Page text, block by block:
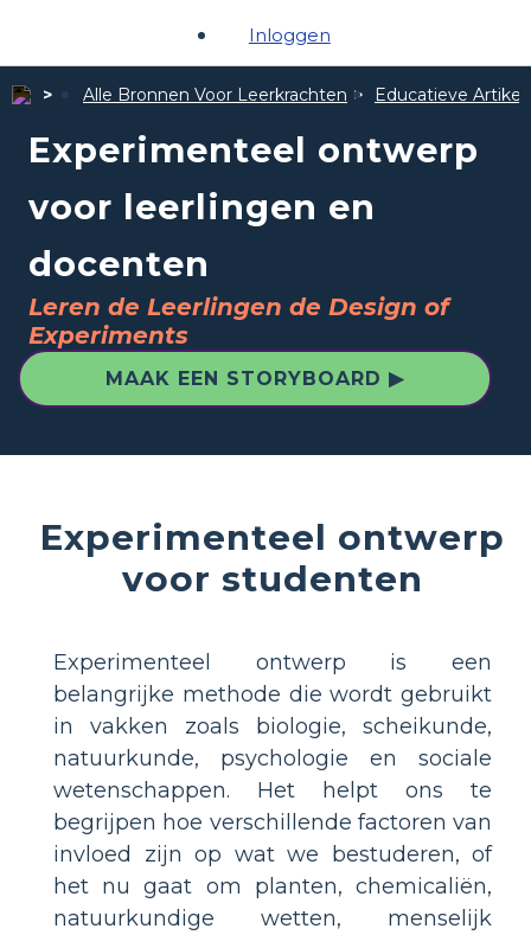
Inloggen
Alle Bronnen Voor Leerkrachten Educatieve
Experimenteel ontwerp
voor leerlingen en
docenten
Leren de Leerlingen de Design of
Experiments
MAAK EEN STORYBOARD ▶
Experimenteel ontwerp
voor studenten
Experimenteel ontwerp is een
belangrijke methode die wordt gebruikt
in vakken zoals biologie, scheikunde,
natuurkunde, psychologie en sociale
wetenschappen. Het helpt ons te
begrijpen hoe verschillende factoren van
invloed zijn op wat we bestuderen, of
het nu gaat om planten, chemicaliën,
natuurkundige wetten, menselijk